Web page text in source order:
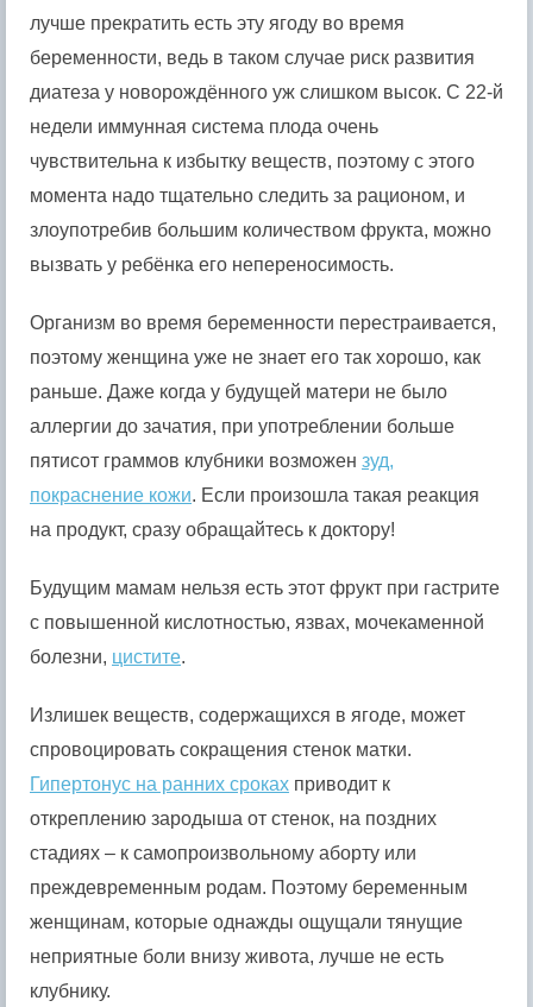
лучше прекратить есть эту ягоду во время
беременности, ведь в таком случае риск развития
диатеза у новорождённого уж слишком высок. С 22-й
недели иммунная система плода очень
чувствительна к избытку веществ, поэтому с этого
момента надо тщательно следить за рационом, и
злоупотребив большим количеством фрукта, можно
вызвать у ребёнка его непереносимость.
Организм во время беременности перестраивается,
поэтому женщина уже не знает его так хорошо, как
раньше. Даже когда у будущей матери не было
аллергии до зачатия, при употреблении больше
пятисот граммов клубники возможен зуд,
покраснение кожи. Если произошла такая реакция
на продукт, сразу обращайтесь к доктору!
Будущим мамам нельзя есть этот фрукт при гастрите
с повышенной кислотностью, язвах, мочекаменной
болезни, цистите.
Излишек веществ, содержащихся в ягоде, может
спровоцировать сокращения стенок матки.
Гипертонус на ранних сроках приводит к
откреплению зародыша от стенок, на поздних
стадиях – к самопроизвольному аборту или
преждевременным родам. Поэтому беременным
женщинам, которые однажды ощущали тянущие
неприятные боли внизу живота, лучше не есть
клубнику.